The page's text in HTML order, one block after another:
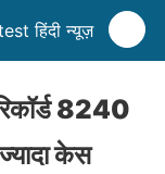
हिंदी न्यूज़
8240
केस